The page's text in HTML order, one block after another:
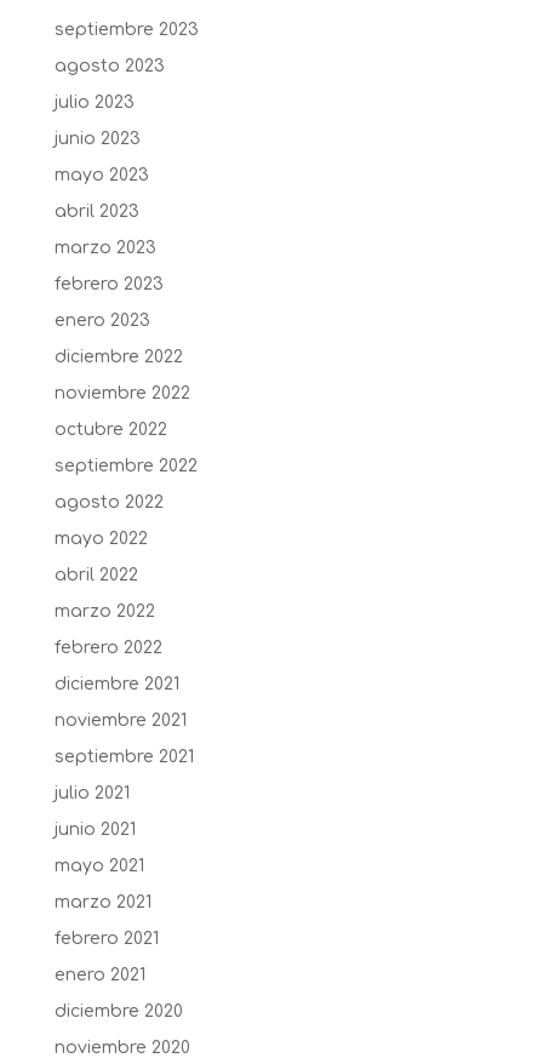
septiembre 2023
agosto 2023
julio 2023
junio 2023
mayo 2023
abril 2023
marzo 2023
febrero 2023
enero 2023
diciembre 2022
noviembre 2022
octubre 2022
septiembre 2022
agosto 2022
mayo 2022
abril 2022
marzo 2022
febrero 2022
diciembre 2021
noviembre 2021
septiembre 2021
julio 2021
junio 2021
mayo 2021
marzo 2021
febrero 2021
enero 2021
diciembre 2020
noviembre 2020